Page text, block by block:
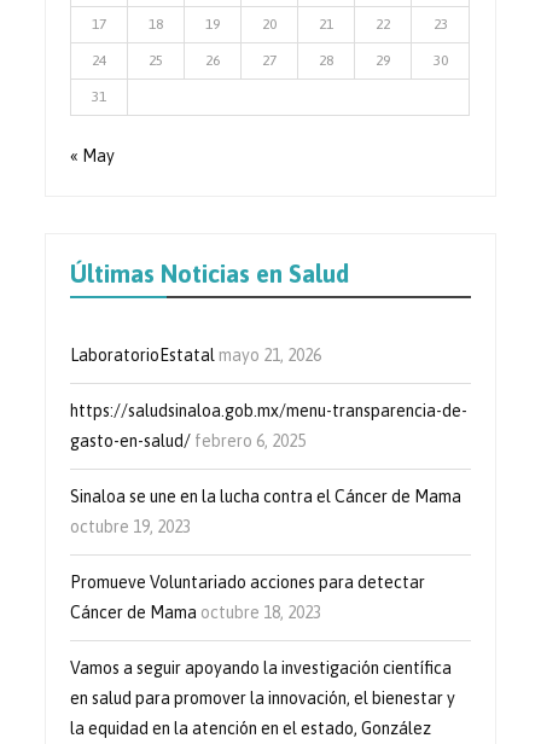
17 18 19 20 21 22 23
24 25 26 27 28 29 30
31
« May
Últimas Noticias en Salud
LaboratorioEstatal mayo 21, 2026
https://saludsinaloa.gob.mx/menu-transparencia-de-
gasto-en-salud/ febrero 6, 2025
Sinaloa se une en la lucha contra el Cáncer de Mama
octubre 19, 2023
Promueve Voluntariado acciones para detectar
Cáncer de Mama octubre 18, 2023
Vamos a seguir apoyando la investigación científica
en salud para promover la innovación, el bienestar y
la equidad en la atención en el estado, González